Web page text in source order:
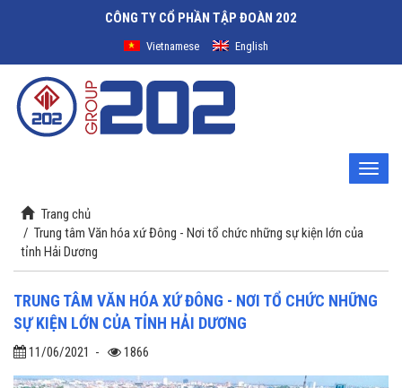
CÔNG TY CỔ PHẦN TẬP ĐOÀN 202
Vietnamese English
Toggle
Trang chủ
/ Trung tâm Văn hóa xứ Đông - Nơi tổ chức những sự kiện lớn của
tỉnh Hải Dương
TRUNG TÂM VĂN HÓA XỨ ĐÔNG - NƠI TỔ CHỨC NHỮNG
SỰ KIỆN LỚN CỦA TỈNH HẢI DƯƠNG
11/06/2021 - 1866